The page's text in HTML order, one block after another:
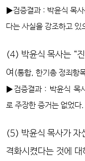
▶검증결과 : 박윤식 목
다는 사실을 강조하고 있
(4) 박윤식 목사는 “
여 (통합, 한기총 정죄항
▶검증결과 : 박윤식 목
로 주장한 증거는 없었다.
(5) 박윤식 목사가 자
격화시켰다는 것에 대